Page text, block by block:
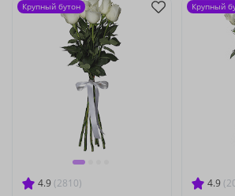
4.9 (2810)
Крупный бутон
4.9
Крупный